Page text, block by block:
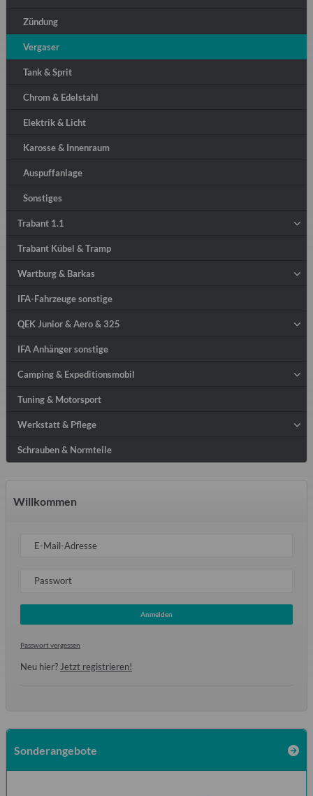
Zündung
Vergaser
Tank & Sprit
Chrom & Edelstahl
Elektrik & Licht
Karosse & Innenraum
Auspuffanlage
Sonstiges
Trabant 1.1
Trabant Kübel & Tramp
Wartburg & Barkas
IFA-Fahrzeuge sonstige
QEK Junior & Aero & 325
IFA Anhänger sonstige
Camping & Expeditionsmobil
Tuning & Motorsport
Werkstatt & Pflege
Schrauben & Normteile
Willkommen
E-Mail-Adresse
Passwort
Anmelden
Passwort vergessen
Neu hier? Jetzt registrieren!
Sonderangebote